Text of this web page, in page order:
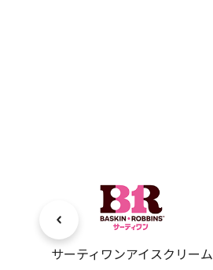
サーティワンアイスクリーム